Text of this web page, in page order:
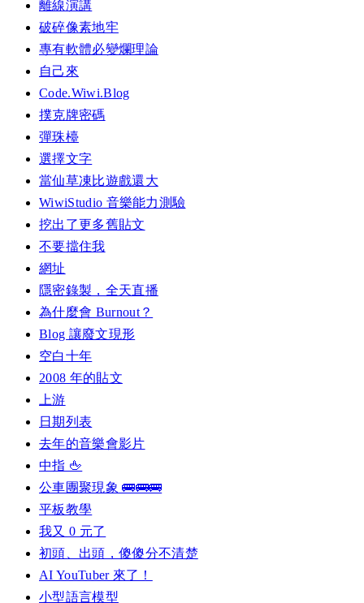
離線演講
破碎像素地牢
專有軟體必變爛理論
自己來
Code.Wiwi.Blog
撲克牌密碼
彈珠檯
選擇文字
當仙草凍比遊戲還大
WiwiStudio 音樂能力測驗
挖出了更多舊貼文
不要擋住我
網址
隱密錄製，全天直播
為什麼會 Burnout？
Blog 讓廢文現形
空白十年
2008 年的貼文
上游
日期列表
去年的音樂會影片
中指 🖕
公車團聚現象 🚌🚌🚌
平板教學
我又 0 元了
初頭、出頭，傻傻分不清楚
AI YouTuber 來了！
小型語言模型